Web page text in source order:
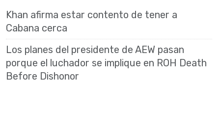
Khan afirma estar contento de tener a
Cabana cerca
Los planes del presidente de AEW pasan
porque el luchador se implique en ROH Death
Before Dishonor